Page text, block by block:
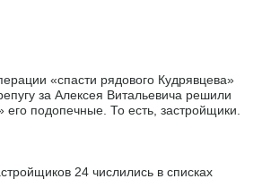
«спасти рядового Кудрявцева»
за Алексея Витальевича решили
его подопечные. То есть, застройщики.
24 числились в списках